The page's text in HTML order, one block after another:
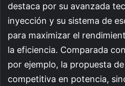
destaca por su avanzada
inyección y su sistema de
para maximizar el
la eficiencia. Comparada
por ejemplo, la propuesta
competitiva en potencia,